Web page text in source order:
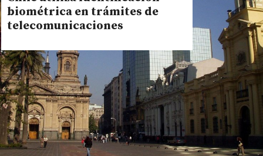
biométrica en trámites de
telecomunicaciones